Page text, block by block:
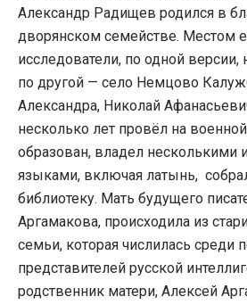
Александр Радищев родился в
дворянском семействе. Местом
исследователи, по одной
по другой — село Немцово
Александра, Николай
несколько лет провёл на
образован, владел несколькими
языками, включая латынь,
библиотеку. Мать будущего
Аргамакова, происходила из
семьи, которая числилась среди
представителей русской
родственник матери, Алексей